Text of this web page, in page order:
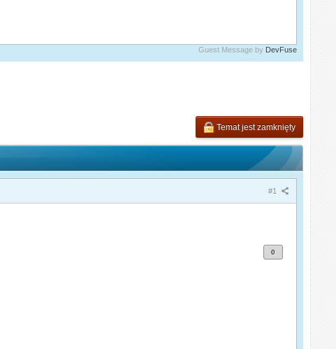
Guest Message by DevFuse
Temat jest zamknięty
#1
0